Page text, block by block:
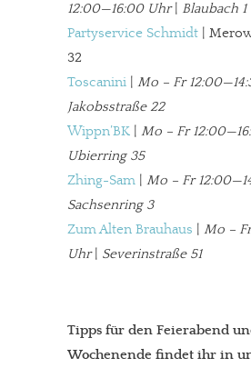
Dir gefällt
meinesuedstadt.de finanziert sich
Werbung. Beide Einnahmequellen sind
stark zurückgegangen.
Solltest Du unsere unabhängige
kannst Du uns mit einer kleinen Spende
JETZT SPENDEN Schon erledigt!
12:00—16:00 Uhr| Blaubach 1
Partyservice Schmidt |
32
Toscanini
Mo – Fr
Jakobsstraße 22
Wippn’BK
Mo – Fr
Ubierring 35
Zhing-Sam
Mo – Fr
Sachsenring 3
Zum Alten Brauhaus
Mo –
Uhr| Severinstraße 51
Tipps für den Feierabend
Wochenende findet ihr in